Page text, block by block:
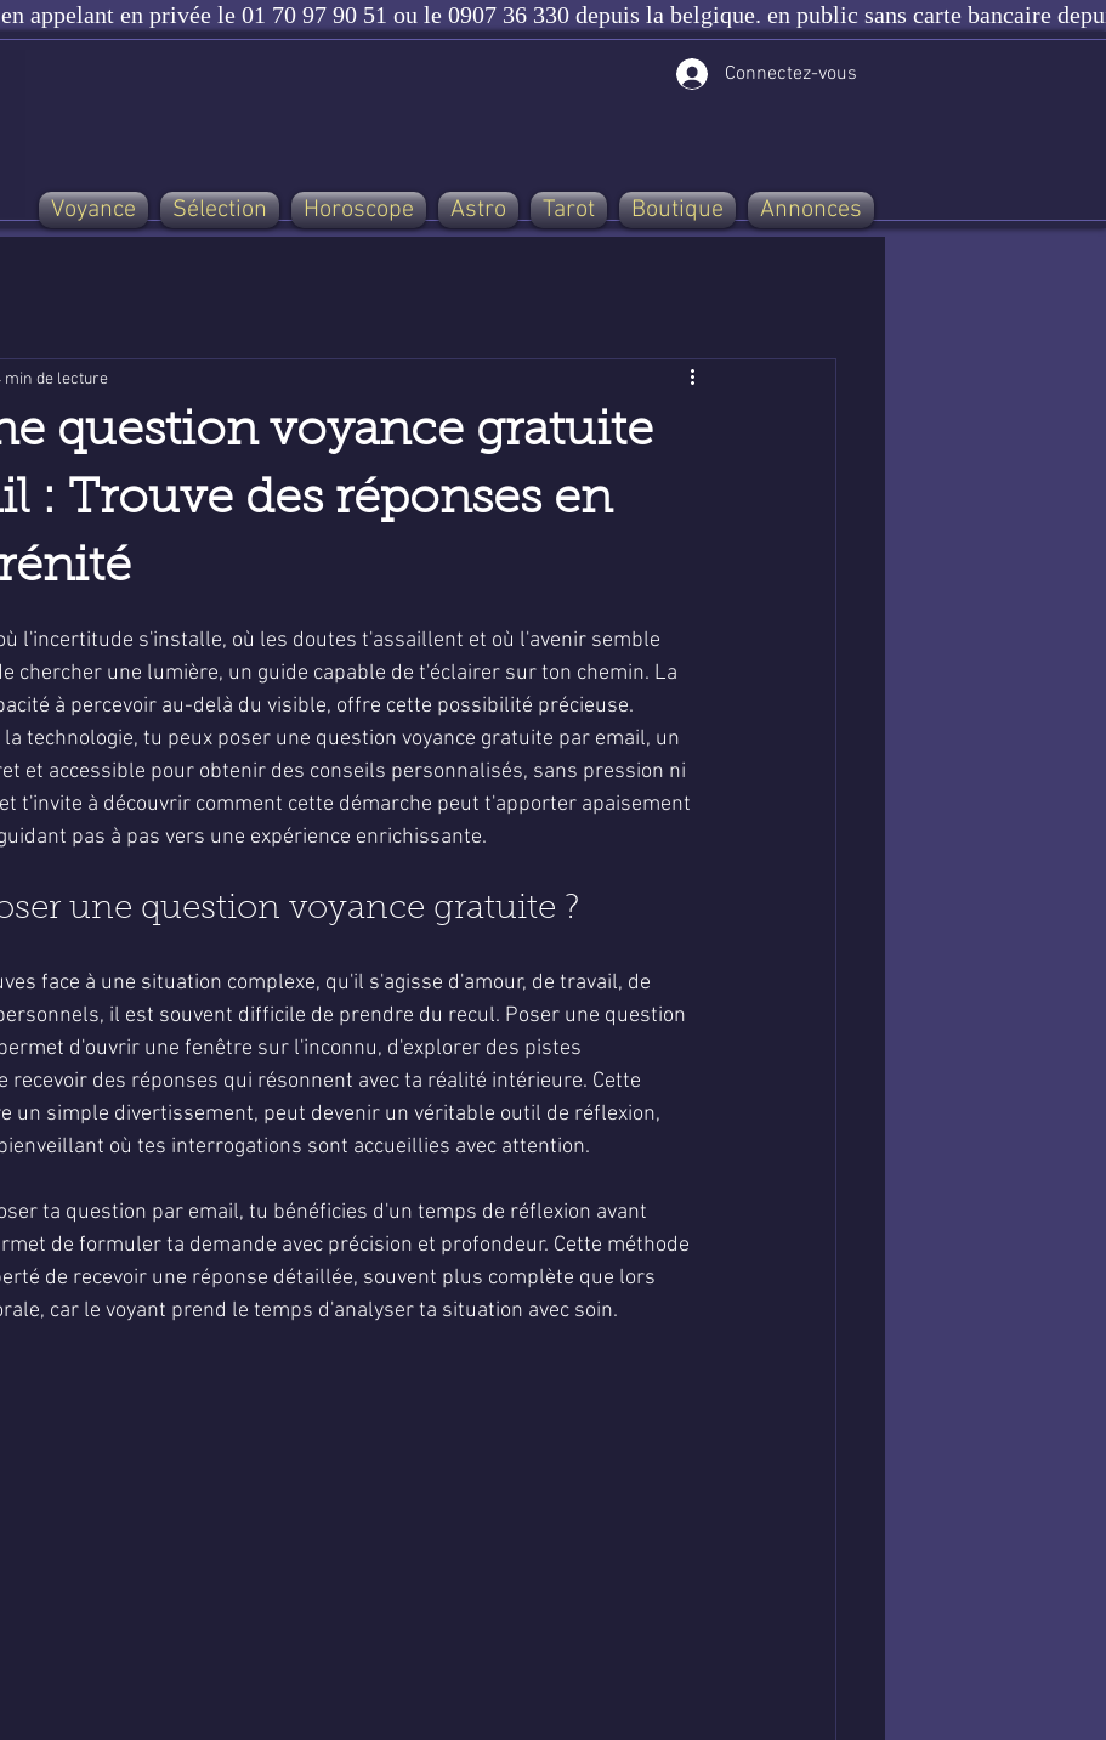
appelant en privée le 01 70 97 90 51 ou le 0907 36 330 depuis la belgique. en public sans carte bancaire
Connectez-vous
Voyance Sélection Horoscope Astro Tarot Boutique Annonces
question voyance gratuite
: Trouve des réponses en
min de lecture
5.
l'incertitude s'installe, où les doutes t'assaillent et où l'avenir semble
chercher une lumière, un guide capable de t'éclairer sur ton chemin. La
à percevoir au-delà du visible, offre cette possibilité précieuse.
technologie, tu peux poser une question voyance gratuite par email, un
et accessible pour obtenir des conseils personnalisés, sans pression ni
t'invite à découvrir comment cette démarche peut t'apporter apaisement
pas à pas vers une expérience enrichissante.
une question voyance gratuite ?
face à une situation complexe, qu'il s'agisse d'amour, de travail, de
il est souvent difficile de prendre du recul. Poser une question
d'ouvrir une fenêtre sur l'inconnu, d'explorer des pistes
recevoir des réponses qui résonnent avec ta réalité intérieure. Cette
un simple divertissement, peut devenir un véritable outil de réflexion,
où tes interrogations sont accueillies avec attention.
ta question par email, tu bénéficies d'un temps de réflexion avant
de formuler ta demande avec précision et profondeur. Cette méthode
de recevoir une réponse détaillée, souvent plus complète que lors
car le voyant prend le temps d'analyser ta situation avec soin.